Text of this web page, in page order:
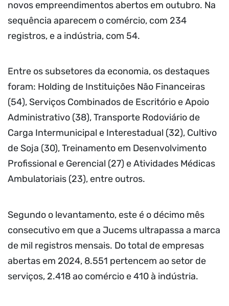
novos empreendimentos abertos em outubro. Na
sequência aparecem o comércio, com 234
registros, e a indústria, com 54.
Entre os subsetores da economia, os destaques
foram: Holding de Instituições Não Financeiras
(54), Serviços Combinados de Escritório e Apoio
Administrativo (38), Transporte Rodoviário de
Carga Intermunicipal e Interestadual (32), Cultivo
de Soja (30), Treinamento em Desenvolvimento
Profissional e Gerencial (27) e Atividades Médicas
Ambulatoriais (23), entre outros.
Segundo o levantamento, este é o décimo mês
consecutivo em que a Jucems ultrapassa a marca
de mil registros mensais. Do total de empresas
abertas em 2024, 8.551 pertencem ao setor de
serviços, 2.418 ao comércio e 410 à indústria.